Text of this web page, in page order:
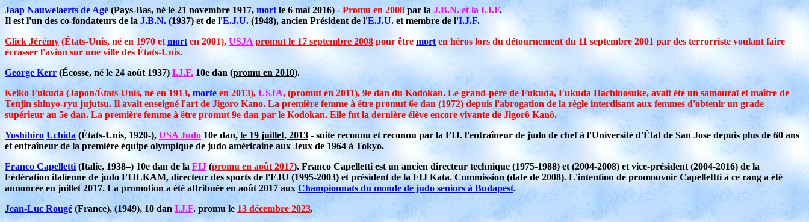
Jaap Nauwelaerts de Agé(Pays-Bas, né le 21 novembre 1917, mort le 6 mai 2016) - Promu en 2008par la J.B.N. et la I.J.F.
Il est l'un des co-fondateurs de la J.B.N. (1937) et de l'E.J.U. (1948), ancien Président de l'E.J.U. et membre de l'I.J.F.
Glick Jérémy (États-Unis, né en 1970 et mort en 2001), USJA promut le 17 septembre 2008 pour être mort en héros lors du détournement du 11 septembre 2001 par des terrorriste voulant faire
écrasser l'avion sur une ville des États-Unis.
George Kerr (Écosse, né le 24 août 1937) I.J.F. 10e dan (promu en 2010).
Keiko Fukuda (Japon/États-Unis, né en 1913, morte en 2013), USJA, (promut en 2011), 9e dan du Kodokan. Le grand-père de Fukuda, Fukuda Hachinosuke, avait été un samouraï et maître de
Tenjin shinyo-ryu jujutsu. Il avait enseigné l'art de Jigoro Kano. La première femme à être promut 6e dan (1972) depuis l'abrogation de la règle interdisant aux femmes d'obtenir un grade
supérieur au 5e dan. La première femme à être promut 9e dan par le Kodokan. Elle fut la dernière élève encore vivante de Jigorô Kanô.
Yoshihiro Uchida (États-Unis, 1920-), USA Judo 10e dan,le 19 juillet, 2013 - suite reconnu et reconnu par la FIJ. l'entraîneur de judo de chef à l'Université d'État de San Jose depuis plus de 60 ans
et entraîneur de la première équipe olympique de judo américaine aux Jeux de 1964 à Tokyo.
Franco Capelletti (Italie, 1938–) 10e dan de la FIJ (promu en août 2017). Franco Capelletti est un ancien directeur technique (1975-1988) et (2004-2008) et vice-président (2004-2016) de la
Fédération italienne de judo FIJLKAM, directeur des sports de l'EJU (1995-2003) et président de la FIJ Kata. Commission (date de 2008). L'intention de promouvoir Capellettti à ce rang a été
annoncée en juillet 2017. La promotion a été attribuée en août 2017 aux Championnats du monde de judo seniors à Budapest.
Jean-Luc Rougé (France), (1949), 10 dan I.J.F. promu le 13 décembre 2023.